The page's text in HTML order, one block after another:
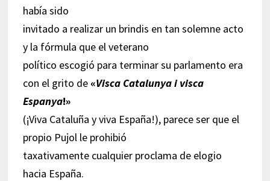
había sido
invitado a realizar un brindis en tan solemne acto
y la fórmula que el veterano
político escogió para terminar su parlamento era
con el grito de «Visca Catalunya i visca
Espanya!»
(¡Viva Cataluña y viva España!), parece ser que el
propio Pujol le prohibió
taxativamente cualquier proclama de elogio
hacia España.